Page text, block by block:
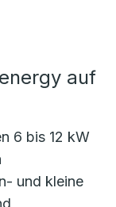
auf
6 bis 12 kW
und kleine